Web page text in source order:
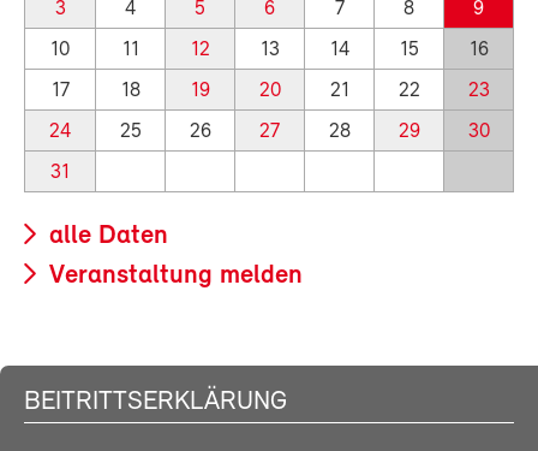
3 4 5 6 7 8
9
10
11 12 13 14 15
16
17
18 19 20 21 22
23
24
25 26 27 28 29
30
31
alle Daten
Veranstaltung melden
BEITRITTSERKLÄRUNG